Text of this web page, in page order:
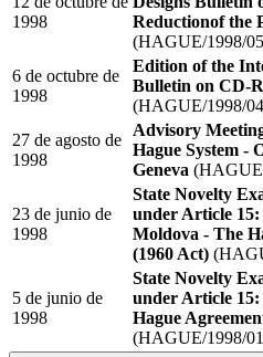
1998
Reductionof the
(HAGUE/1998/
6 de octubre de
1998
Edition of the
Bulletin on CD-
(HAGUE/1998/
27 de agosto de
1998
Advisory
Hague System -
Geneva
23 de junio de
1998
State Novelty
under Article
Moldova - The
(1960 Act)
5 de junio de
1998
State Novelty
under Article
Hague
(HAGUE/1998/